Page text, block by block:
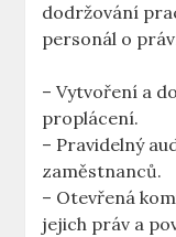
dodržování
personál o
– Vytvoření a
proplácení.
– Pravidelný
zaměstnanců.
– Otevřená
jejich práv a